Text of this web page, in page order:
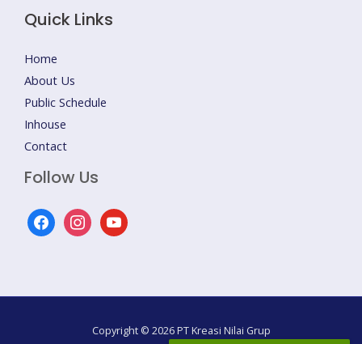
Quick Links
Home
About Us
Public Schedule
Inhouse
Contact
Follow Us
facebookinstagramyoutube
Copyright © 2026 PT Kreasi Nilai Grup